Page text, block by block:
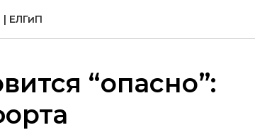
| ЕЛГиП
“опасно”: